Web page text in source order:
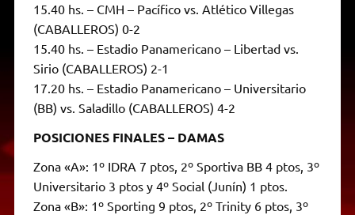
15.40 hs. – CMH – Pacífico vs. Atlético Villegas
(CABALLEROS) 0-2
15.40 hs. – Estadio Panamericano – Libertad vs.
Sirio (CABALLEROS) 2-1
17.20 hs. – Estadio Panamericano – Universitario
(BB) vs. Saladillo (CABALLEROS) 4-2
POSICIONES FINALES – DAMAS
Zona «A»: 1º IDRA 7 ptos, 2º Sportiva BB 4 ptos, 3º
Universitario 3 ptos y 4º Social (Junín) 1 ptos.
Zona «B»: 1º Sporting 9 ptos, 2º Trinity 6 ptos, 3º